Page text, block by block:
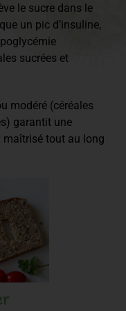
le sucre dans le
un pic d’insuline,
sucrées et
modéré (céréales
garantit une
maîtrisé tout au long